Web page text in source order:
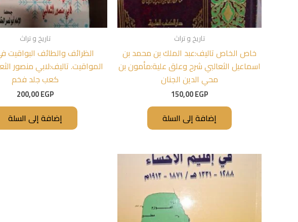
تاريخ و تراث
خاص الخاص تاليف:عبد الملك بن محمد بن
اسماعيل الثعالبي شرح وعلق علية:مأمون بن
محي الدين الجنان
150,00EGP
إضافة إلى السلة
تاريخ و تراث
الظرائف والطائف
المواقيت. تاليف:لابي منصور
كعب جلد فخم
200,00EGP
إضافة إلى السلة